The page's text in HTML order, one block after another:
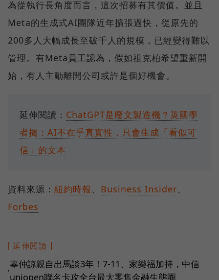
為從執行長角度而言，這次招募有其價值。並且
Meta的生成式AI團隊近年擴張過快，從原先的
200多人大幅成長至破千人的規模，已經變得難以
管理。有Meta員工認為，假如祖克柏希望重新開
始，有人主動離開公司或許是個好機會。
延伸閱讀： ChatGPT是廢文製造機？英國學
者揭：AI不在乎真實性，只會生成「看似可
信」的文本
資料來源： 紐約時報 Business Insider
Forbes
延伸閱讀
●
辜仲諒親自出馬談3年！7-11、家樂福加持，中信
uniopen聯名卡攻全台最大零售金融生態圈